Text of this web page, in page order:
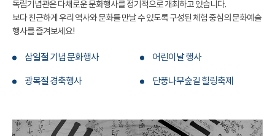
독립기념관은 다채로운 문화행사를 정기적으로 개최하고 있습니다.
보다 친근하게 우리 역사와 문화를 만날 수 있도록 구성된 체험 중심의 문화예술
행사를 즐겨보세요!
삼일절 기념 문화행사 어린이날 행사
광복절 경축행사 단풍나무숲길 힐링축제